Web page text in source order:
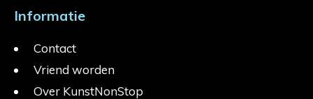
Informatie
Contact
Vriend worden
Over KunstNonStop